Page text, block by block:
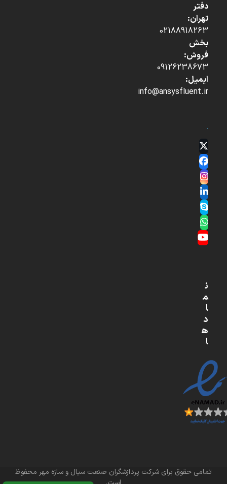
دفتر
تهران:
02188918263
بخش
فروش:
09126238673
ایمیل:
info@ansysfluent.ir
Twitter
(deprecated)
Facebook
Instagram
LinkedIn
Skype
Whatsapp
YouTube
ن
م
ا
د
ه
ا
تمامی حقوق برای شرکت پردازشگران صنعت سیال و سازه مهر محفوظ